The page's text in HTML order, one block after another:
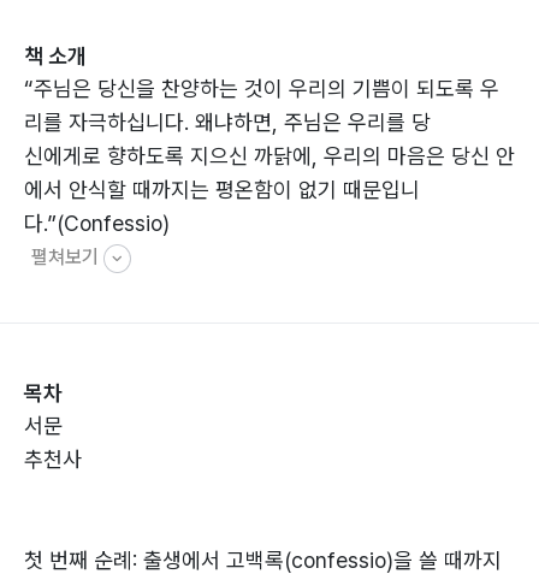
책 소개
“주님은 당신을 찬양하는 것이 우리의 기쁨이 되도록 우
리를 자극하십니다. 왜냐하면, 주님은 우리를 당
신에게로 향하도록 지으신 까닭에, 우리의 마음은 당신 안
에서 안식할 때까지는 평온함이 없기 때문입니
다.”(Confessio)
펼쳐보기
목차
서문
추천사
첫 번째 순례: 출생에서 고백록(confessio)을 쓸 때까지